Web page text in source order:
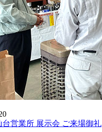
台営業所 展示会 ご来場御礼